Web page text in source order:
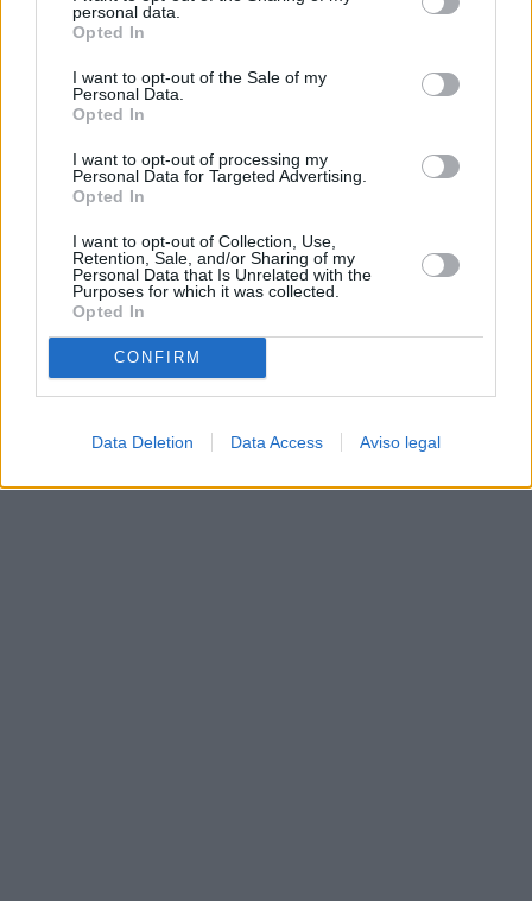
rechazar tal procesamiento. Sus preferencias se aplicarán
cualquier momento entrando de nuevo en este sitio web o
visitando nuestra política de privacidad.
personal data.
Opted In
I want to opt-out of the Sale of my
Personal Data.
Opted In
I want to opt-out of processing my
Personal Data for Targeted Advertising.
Opted In
I want to opt-out of Collection, Use,
Retention, Sale, and/or Sharing of my
Personal Data that Is Unrelated with the
Purposes for which it was collected.
Opted In
CONFIRM
Data Deletion Data Access Aviso legal